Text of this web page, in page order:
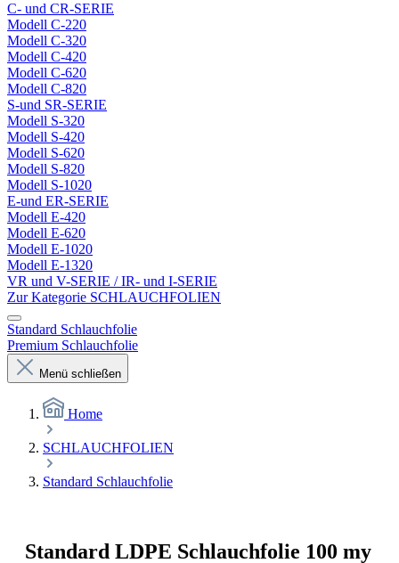
C- und CR-SERIE
Modell C-220
Modell C-320
Modell C-420
Modell C-620
Modell C-820
S-und SR-SERIE
Modell S-320
Modell S-420
Modell S-620
Modell S-820
Modell S-1020
E-und ER-SERIE
Modell E-420
Modell E-620
Modell E-1020
Modell E-1320
VR und V-SERIE / IR- und I-SERIE
Zur Kategorie SCHLAUCHFOLIEN
Standard Schlauchfolie
Premium Schlauchfolie
Menü schließen
Home
SCHLAUCHFOLIEN
Standard Schlauchfolie
Standard LDPE Schlauchfolie 100 my